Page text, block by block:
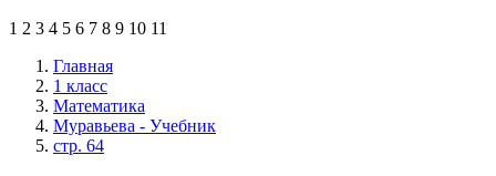
1 2 3 4 5 6 7 8 9 10 11
Главная
1 класс
Математика
Муравьева - Учебник
стр. 64